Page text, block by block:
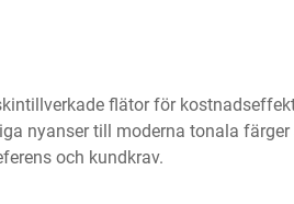
flätor för
nyanser till moderna tonala
och kundkrav.